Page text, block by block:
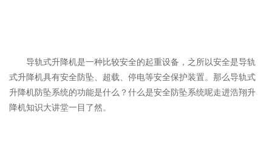
导轨式升降机是一种比较安全的起重设备，之所以安全是导轨
式升降机具有安全防坠、超载、停电等安全保护装置。那么导轨式
升降机防坠系统的功能是什么？什么是安全防坠系统呢走进浩翔升
降机知识大讲堂一目了然。